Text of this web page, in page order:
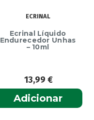
ECRINAL
Ecrinal Líquido
Endurecedor Unhas
– 10ml
13,99€
Adicionar